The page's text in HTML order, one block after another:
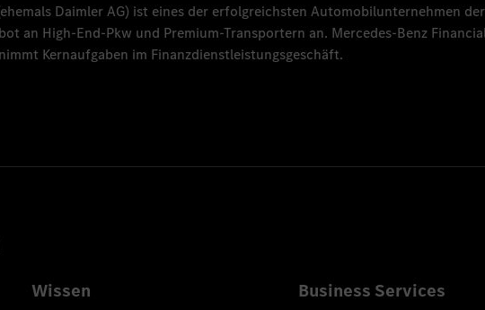
Daimler AG) ist eines der erfolgreichsten Automobilunternehmen
an High-End-Pkw und Premium-Transportern an. Mercedes-Benz
Kernaufgaben im Finanzdienstleistungsgeschäft.
Wissen Business Services